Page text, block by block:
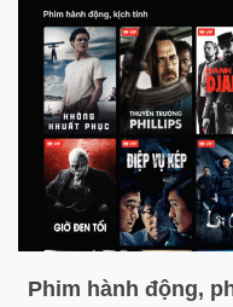
Phim hành động,